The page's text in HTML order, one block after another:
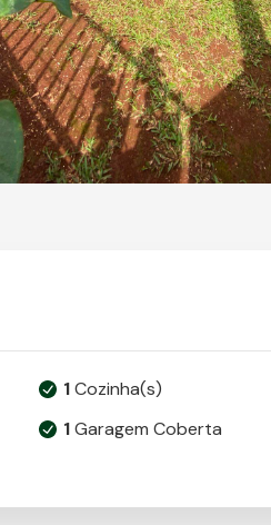
1Cozinha(s)
1Garagem Coberta